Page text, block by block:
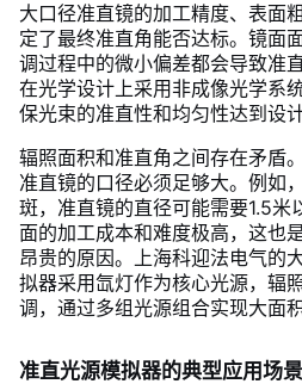
大口径准直镜的加工精度、表面
定了最终准直角能否达标。镜面
调过程中的微小偏差都会导致准
在光学设计上采用非成像光学系
保光束的准直性和均匀性达到设计
辐照面积和准直角之间存在矛盾
准直镜的口径必须足够大。例如
斑，准直镜的直径可能需要1.5米
面的加工成本和难度极高，这也
昂贵的原因。上海科迎法电气的
拟器采用氙灯作为核心光源，辐
调，通过多组光源组合实现大面
准直光源模拟器的典型应用场景